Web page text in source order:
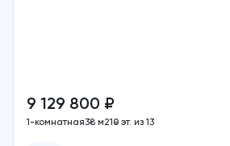
9 129 800 ₽
1-комнатная38 м210 эт. из 13